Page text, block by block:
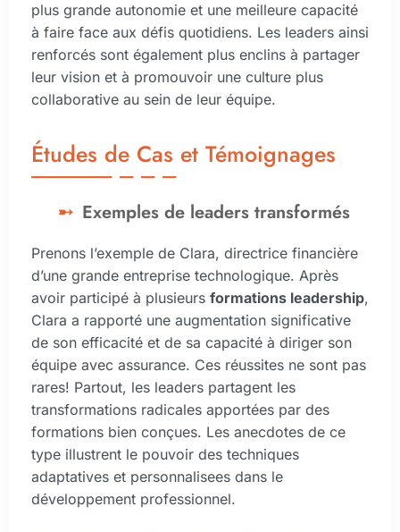
plus grande autonomie et une meilleure capacité
à faire face aux défis quotidiens. Les leaders ainsi
renforcés sont également plus enclins à partager
leur vision et à promouvoir une culture plus
collaborative au sein de leur équipe.
Études de Cas et Témoignages
Exemples de leaders transformés
Prenons l’exemple de Clara, directrice financière
d’une grande entreprise technologique. Après
avoir participé à plusieurs formations leadership,
Clara a rapporté une augmentation significative
de son efficacité et de sa capacité à diriger son
équipe avec assurance. Ces réussites ne sont pas
rares! Partout, les leaders partagent les
transformations radicales apportées par des
formations bien conçues. Les anecdotes de ce
type illustrent le pouvoir des techniques
adaptatives et personnalisees dans le
développement professionnel.